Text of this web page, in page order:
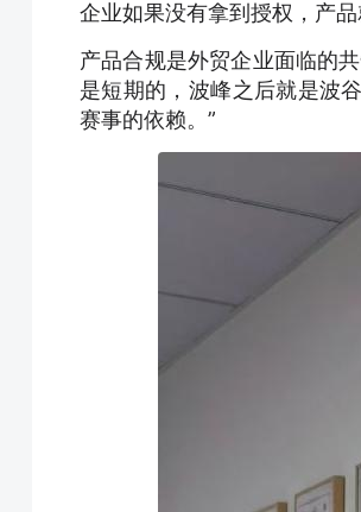
企业如果没有拿到授权，产
产品合规是外贸企业面临的
是短期的，波峰之后就是波
赛事的依赖。”